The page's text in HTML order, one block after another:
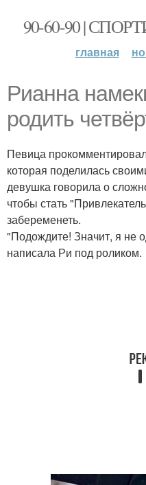
90-60-90 |
главная
Рианна
родить
Певица
которая поделилась
девушка говорила о
чтобы стать
забеременеть.
"Подождите! Значит, я не
написала Ри под роликом.